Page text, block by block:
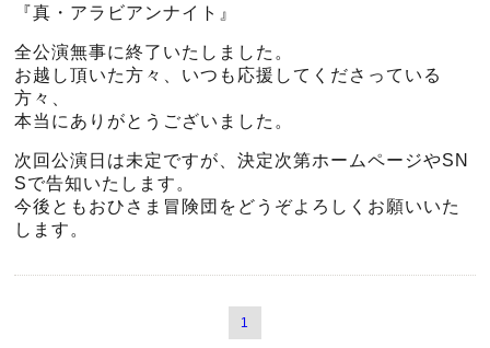
『真・アラビアンナイト』
全公演無事に終了いたしました。
お越し頂いた方々、いつも応援してくださっている
方々、
本当にありがとうございました。
次回公演日は未定ですが、決定次第ホームページやSN
Sで告知いたします。
今後ともおひさま冒険団をどうぞよろしくお願いいた
します。
1